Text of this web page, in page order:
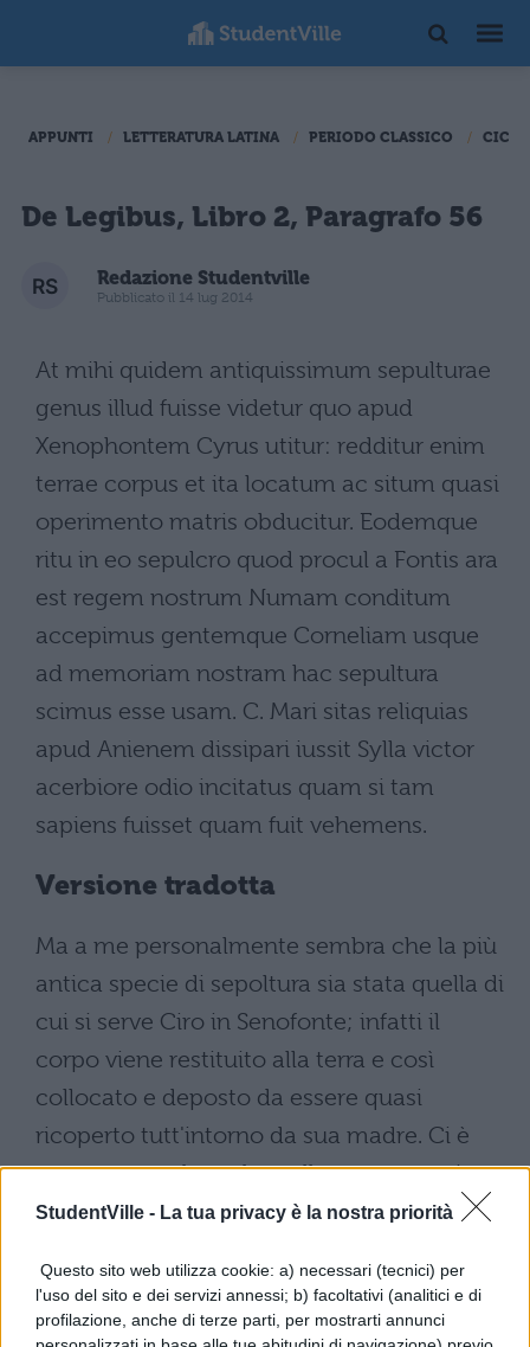
StudentVille - La tua privacy è la nostra priorità
Questo sito web utilizza cookie: a) necessari (tecnici) per
l'uso del sito e dei servizi annessi; b) facoltativi (analitici e di
profilazione, anche di terze parti, per mostrarti annunci
APPUNTI LETTERATURA LATINA PERIODO CLASSICO
De Legibus, Libro 2, Paragrafo 56
Redazione Studentville
Pubblicato il 14 lug 2014
At mihi quidem antiquissimum sepulturae
genus illud fuisse videtur quo apud
Xenophontem Cyrus utitur: redditur enim
terrae corpus et ita locatum ac situm quasi
operimento matris obducitur. Eodemque
ritu in eo sepulcro quod procul a Fontis ara
est regem nostrum Numam conditum
accepimus gentemque Corneliam usque
ad memoriam nostram hac sepultura
scimus esse usam. C. Mari sitas reliquias
apud Anienem dissipari iussit Sylla victor
acerbiore odio incitatus quam si tam
sapiens fuisset quam fuit vehemens.
Versione tradotta
Ma a me personalmente sembra che la più
antica specie di sepoltura sia stata quella di
cui si serve Ciro in Senofonte; infatti il
corpo viene restituito alla terra e così
collocato e deposto da essere quasi
ricoperto tutt'intorno da sua madre. Ci è
stato tramandato che nella stessa maniera
fu seppellito il nostro re Numa in quel
dio Fonte, e sappiamo che la famiglia
Cornelia si servì di tal genere di sepoltura